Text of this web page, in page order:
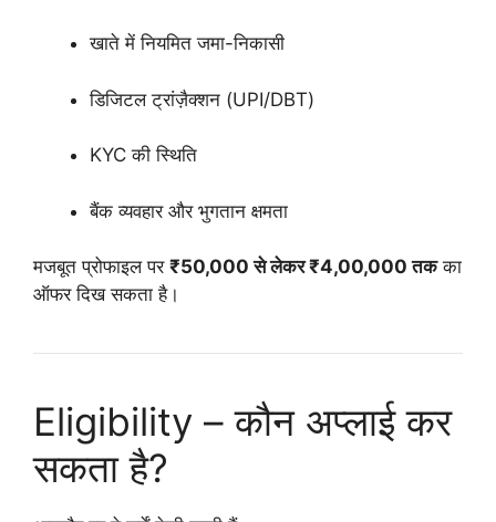
खाते में नियमित जमा-निकासी
डिजिटल ट्रांज़ैक्शन (UPI/DBT)
KYC की स्थिति
बैंक व्यवहार और भुगतान क्षमता
मजबूत प्रोफाइल पर ₹50,000 से लेकर ₹4,00,000 तकका
ऑफर दिख सकता है।
Eligibility – कौन अप्लाई कर
सकता है?